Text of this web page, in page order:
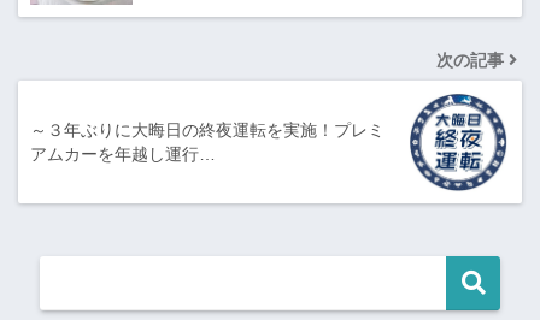
次の記事
～３年ぶりに大晦日の終夜運転を実施！プレミ
アムカーを年越し運行…